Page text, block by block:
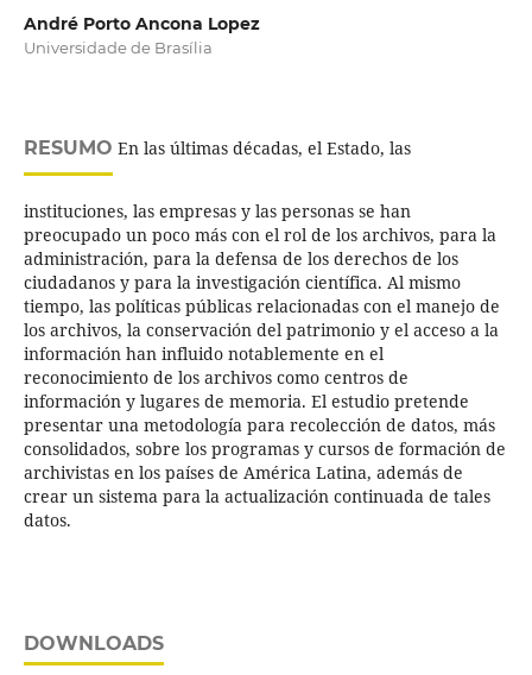
André Porto Ancona Lopez
Universidade de Brasília
RESUMO En las últimas décadas, el Estado, las
instituciones, las empresas y las personas se han
preocupado un poco más con el rol de los archivos, para la
administración, para la defensa de los derechos de los
ciudadanos y para la investigación científica. Al mismo
tiempo, las políticas públicas relacionadas con el manejo de
los archivos, la conservación del patrimonio y el acceso a la
información han influido notablemente en el
reconocimiento de los archivos como centros de
información y lugares de memoria. El estudio pretende
presentar una metodología para recolección de datos, más
consolidados, sobre los programas y cursos de formación de
archivistas en los países de América Latina, además de
crear un sistema para la actualización continuada de tales
datos.
DOWNLOADS